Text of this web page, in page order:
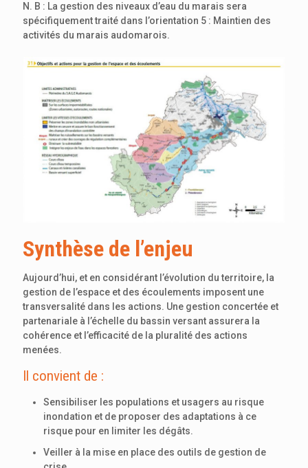
N. B : La gestion des niveaux d’eau du marais sera
spécifiquement traité dans l’orientation 5 : Maintien des
activités du marais audomarois.
Synthèse de l’enjeu
Aujourd’hui, et en considérant l’évolution du territoire, la
gestion de l’espace et des écoulements imposent une
transversalité dans les actions. Une gestion concertée et
partenariale à l’échelle du bassin versant assurera la
cohérence et l’efficacité de la pluralité des actions
menées.
Il convient de :
Sensibiliser les populations et usagers au risque
inondation et de proposer des adaptations à ce
risque pour en limiter les dégâts.
Veiller à la mise en place des outils de gestion de